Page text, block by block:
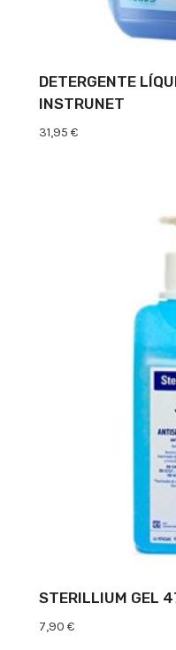
DETERGENTE
INSTRUNET
31,95 €
STERILLIUM GEL
7,90 €